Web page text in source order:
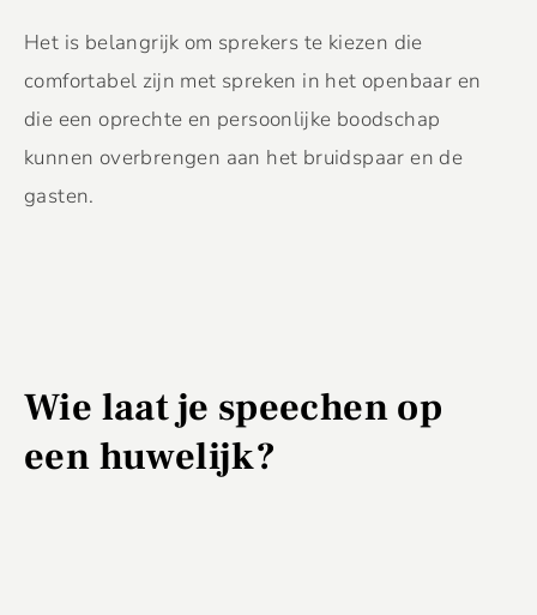
Het is belangrijk om sprekers te kiezen die
comfortabel zijn met spreken in het openbaar en
die een oprechte en persoonlijke boodschap
kunnen overbrengen aan het bruidspaar en de
gasten.
Wie laat je speechen op
een huwelijk?